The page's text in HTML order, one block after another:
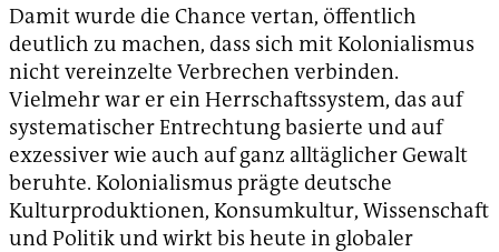
Damit wurde die Chance vertan, öffentlich
deutlich zu machen, dass sich mit Kolonialismus
nicht vereinzelte Verbrechen verbinden.
Vielmehr war er ein Herrschaftssystem, das auf
systematischer Entrechtung basierte und auf
exzessiver wie auch auf ganz alltäglicher Gewalt
beruhte. Kolonialismus prägte deutsche
Kulturproduktionen, Konsumkultur, Wissenschaft
und Politik und wirkt bis heute in globaler